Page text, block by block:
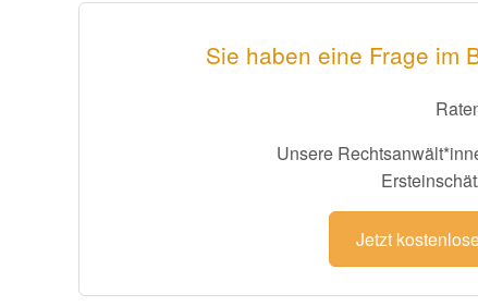
Sie haben eine Frage im
Unsere
Jetzt